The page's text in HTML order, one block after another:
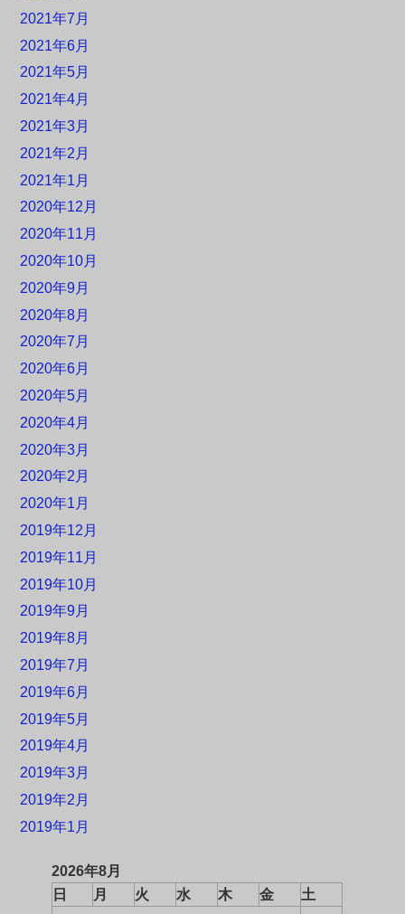
2021年7月
2021年6月
2021年5月
2021年4月
2021年3月
2021年2月
2021年1月
2020年12月
2020年11月
2020年10月
2020年9月
2020年8月
2020年7月
2020年6月
2020年5月
2020年4月
2020年3月
2020年2月
2020年1月
2019年12月
2019年11月
2019年10月
2019年9月
2019年8月
2019年7月
2019年6月
2019年5月
2019年4月
2019年3月
2019年2月
2019年1月
2026年8月
日
月 火 水 木 金 土